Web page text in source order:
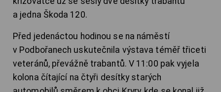
a jedna Škoda 120.
Před jedenáctou hodinou se na náměstí
v Podbořanech uskutečnila výstava téměř třiceti
veteránů, převážně trabantů. V 11:00 pak vyjela
kolona čítající na čtyři desítky starých